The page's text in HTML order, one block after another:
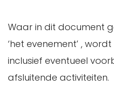
Waar in dit document
‘het evenement’ ,
inclusief eventueel
afsluitende activiteiten.